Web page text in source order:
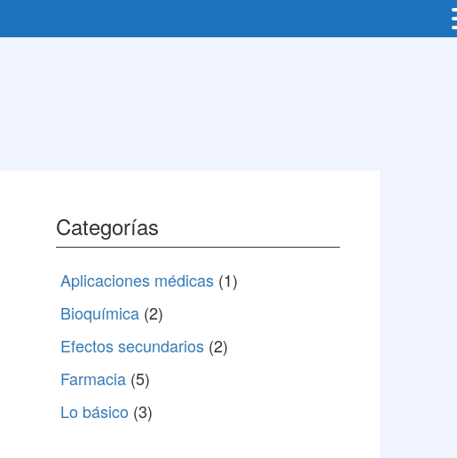
Categorías
Aplicaciones médicas (1)
Bioquímica (2)
Efectos secundarios (2)
Farmacia (5)
Lo básico (3)